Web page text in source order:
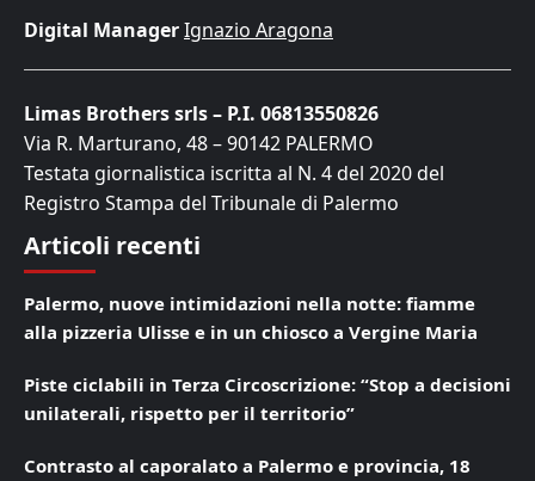
Digital ManagerIgnazio Aragona
Limas Brothers srls – P.I. 06813550826
Via R. Marturano, 48 – 90142 PALERMO
Testata giornalistica iscritta al N. 4 del 2020 del
Registro Stampa del Tribunale di Palermo
Articoli recenti
Palermo, nuove intimidazioni nella notte: fiamme
alla pizzeria Ulisse e in un chiosco a Vergine Maria
Piste ciclabili in Terza Circoscrizione: “Stop a decisioni
unilaterali, rispetto per il territorio”
Contrasto al caporalato a Palermo e provincia, 18